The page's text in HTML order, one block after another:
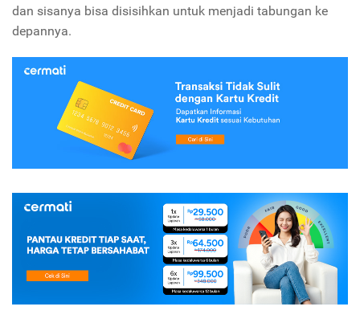
dan sisanya bisa disisihkan untuk menjadi tabungan ke
depannya.